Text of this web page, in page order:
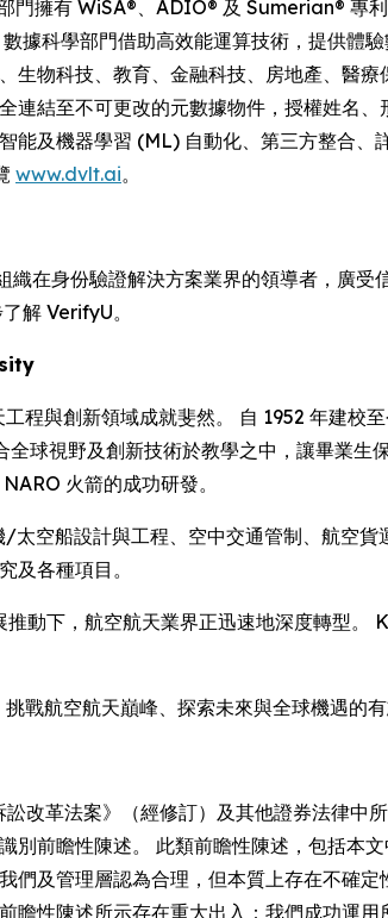
擁有 WiSA®、ADIO® 及 Sumerian® 專
據科學部門借助高效能運算技術，提供
生物科技、教育、金融科技、房地產、
連結至不可更改的元數據物件，授權姓
能及機器學習 (ML) 自動化、第三方整合
www.dvlt.ai。
在身份驗證解決方案業界的領導者，廣
解 VerifyU。
工程與創新領域成就斐然。 自 1952 年建
全球視野及創新技術於教學之中，讓畢業
火箭的成功研發。
/太空船設計與工程、空中交通管制、航
及各種項目。
動下，航空航天業界正迅速地深度轉型
戰航空航天巔峰、探索未來與全球機遇的
改革法案》（經修訂）及其他證券法律
別前瞻性陳述。 此類前瞻性陳述，包括本
們及管理層認為合理，但本質上存在不確
瞻性陳述所示存在重大出入：我們成功運